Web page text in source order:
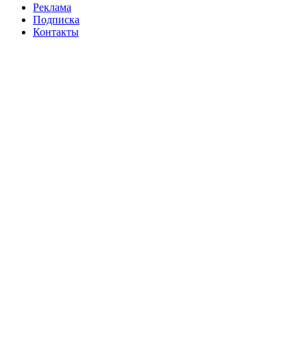
Реклама
Подписка
Контакты